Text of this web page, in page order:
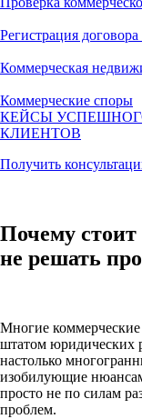
Регистрация
Коммерческая
Коммерческие споры
КЕЙСЫ
КЛИЕНТОВ
Получить
Почему стоит
не решать
Многие
штатом юридических
настолько
изобилующие
просто не по силам
проблем.